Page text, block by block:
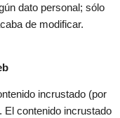
dato personal; sólo
de modificar.
incrustado (por
contenido incrustado